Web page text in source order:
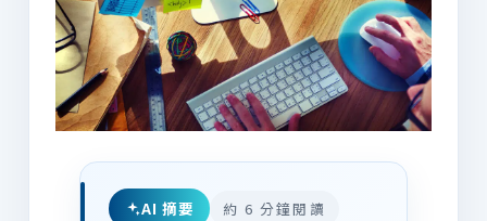
AI 摘要 約 6 分鐘閱讀